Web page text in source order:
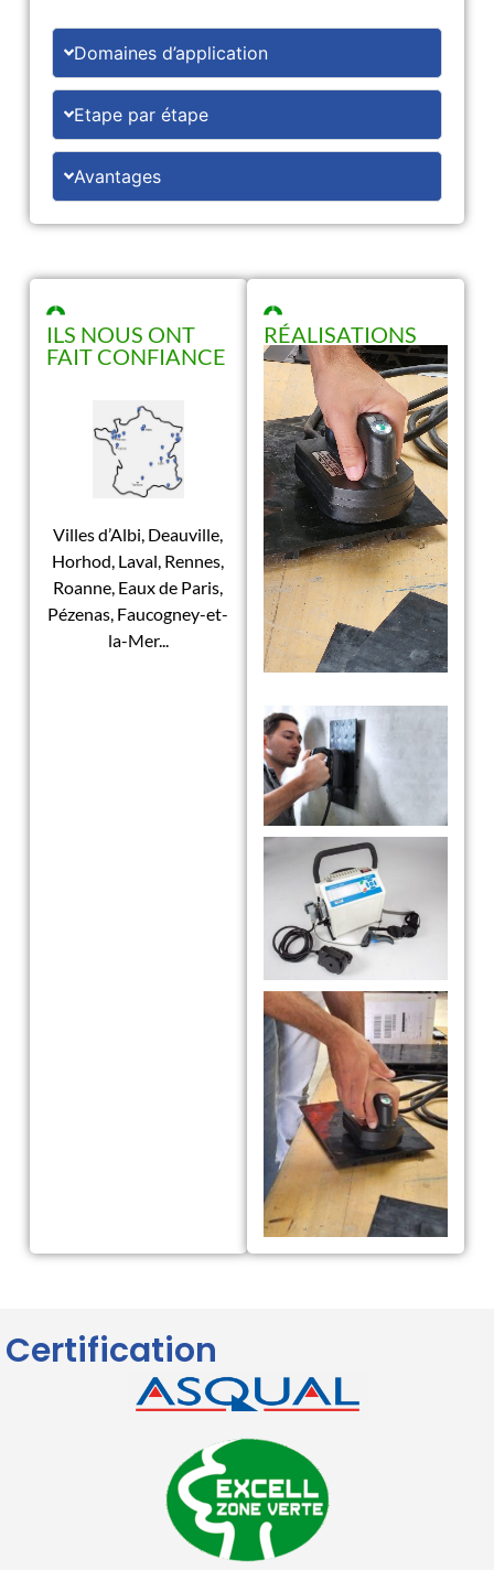
Domaines d’application
Etape par étape
Avantages
ILS NOUS ONT
FAIT CONFIANCE
Villes d’Albi, Deauville,
Horhod, Laval, Rennes,
Roanne, Eaux de Paris,
Pézenas, Faucogney-et-
la-Mer...
RÉALISATIONS
Certification